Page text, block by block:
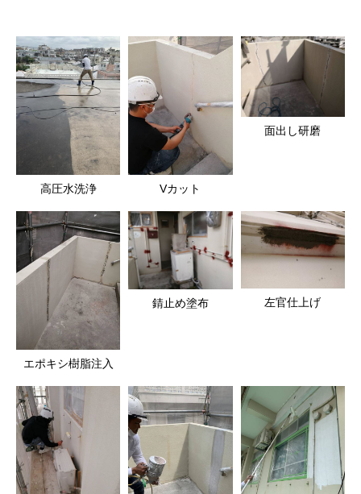
高圧水洗浄 Vカット
面出し研磨
エポキシ樹脂注入
錆止め塗布 左官仕上げ